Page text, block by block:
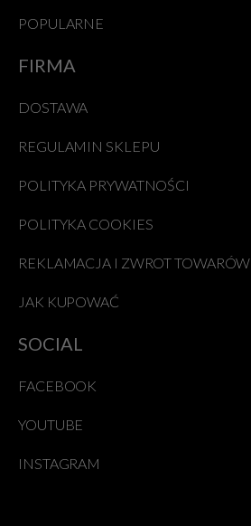
POPULARNE
FIRMA
DOSTAWA
REGULAMIN SKLEPU
POLITYKA PRYWATNOŚCI
POLITYKA COOKIES
REKLAMACJA I ZWROT TOWARÓW
JAK KUPOWAĆ
SOCIAL
FACEBOOK
YOUTUBE
INSTAGRAM